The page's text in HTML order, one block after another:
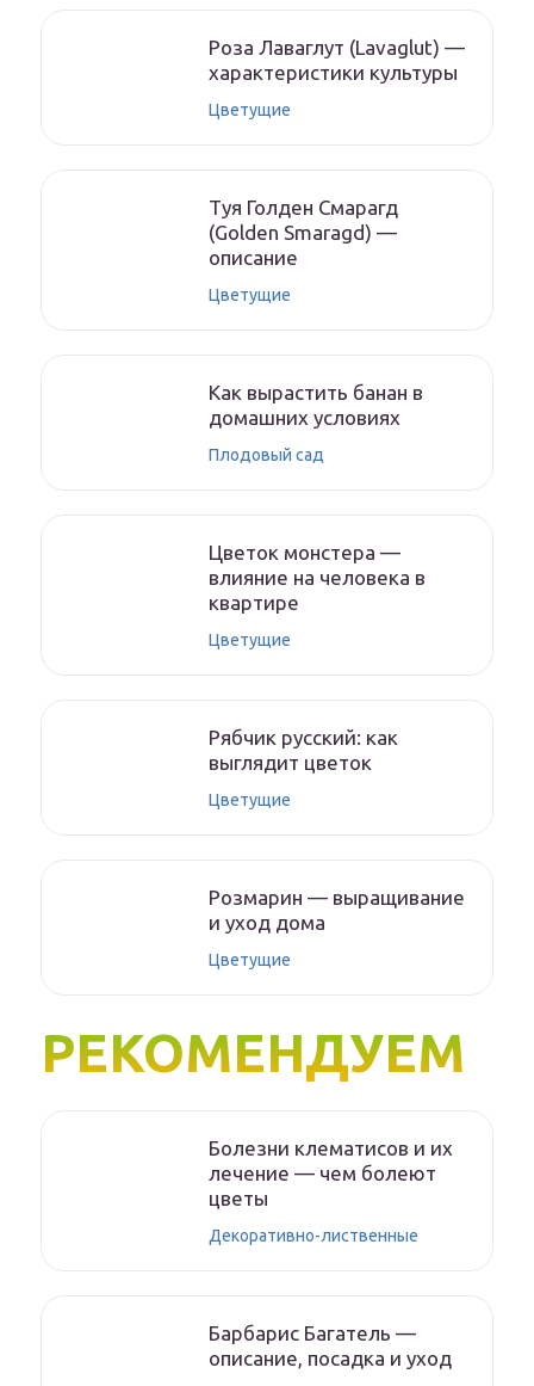
Роза Лаваглут (Lavaglut) —
характеристики культуры
Цветущие
Туя Голден Смарагд
(Golden Smaragd) —
описание
Цветущие
Как вырастить банан в
домашних условиях
Плодовый сад
Цветок монстера —
влияние на человека в
квартире
Цветущие
Рябчик русский: как
выглядит цветок
Цветущие
Розмарин — выращивание
и уход дома
Цветущие
РЕКОМЕНДУЕМ
Болезни клематисов и их
лечение — чем болеют
цветы
Декоративно-лиственные
Барбарис Багатель —
описание, посадка и уход